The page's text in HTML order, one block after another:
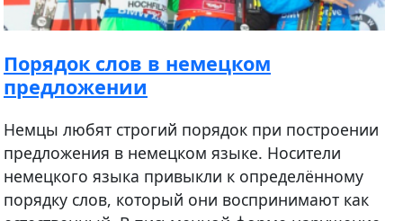
Порядок слов в немецком
предложении
Немцы любят строгий порядок при построении
предложения в немецком языке. Носители
немецкого языка привыкли к определённому
порядку слов, который они воспринимают как